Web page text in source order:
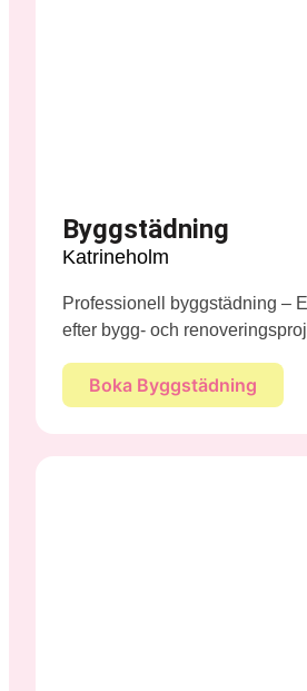
Byggstädning
Katrineholm
Professionell byggstädning –
efter bygg- och
Boka Byggstädning